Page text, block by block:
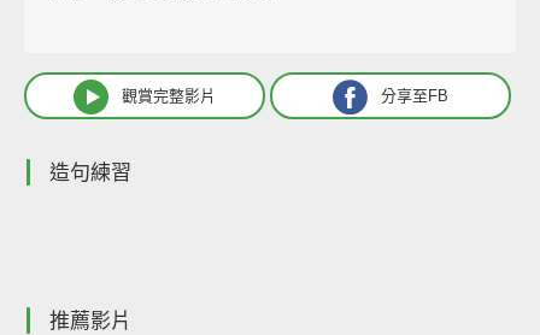
觀賞完整影片 分享至FB
造句練習
推薦影片